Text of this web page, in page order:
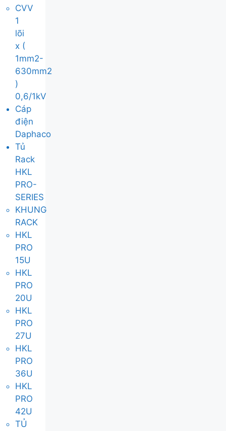
CVV
1
lõi
x (
1mm2-
630mm2
)
0,6/1kV
Cáp
điện
Daphaco
Tủ
Rack
HKL
PRO-
SERIES
KHUNG
RACK
HKL
PRO
15U
HKL
PRO
20U
HKL
PRO
27U
HKL
PRO
36U
HKL
PRO
42U
TỦ